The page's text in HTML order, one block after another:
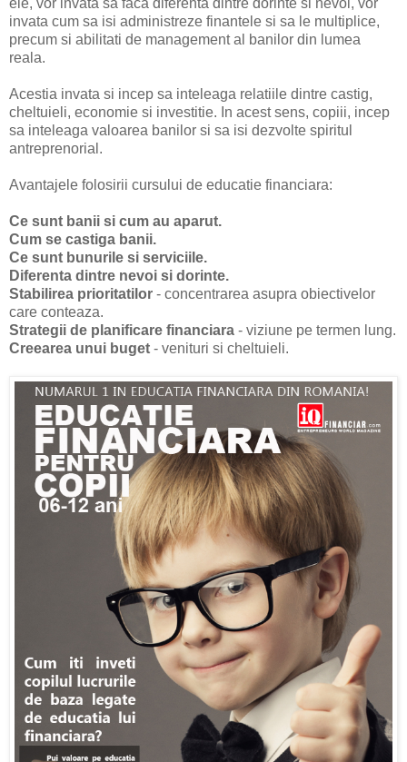
invata cum sa isi administreze finantele si sa le multiplice,
precum si abilitati de management al banilor din lumea
reala.
Acestia invata si incep sa inteleaga relatiile dintre castig,
cheltuieli, economie si investitie. In acest sens, copiii, incep
sa inteleaga valoarea banilor si sa isi dezvolte spiritul
antreprenorial.
Avantajele folosirii cursului de educatie financiara:
Ce sunt banii si cum au aparut.
Cum se castiga banii.
Ce sunt bunurile si serviciile.
Diferenta dintre nevoi si dorinte.
Stabilirea prioritatilor - concentrarea asupra obiectivelor
care conteaza.
Strategii de planificare financiara - viziune pe termen lung.
Creearea unui buget - venituri si cheltuieli.